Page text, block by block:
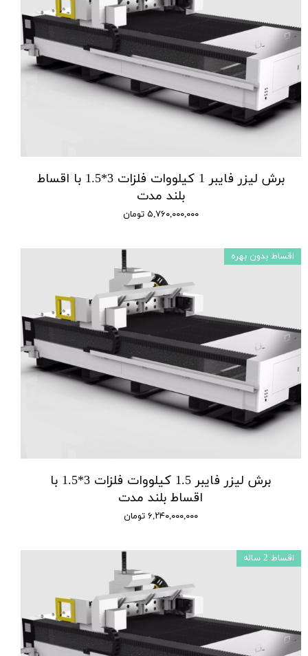
برش لیزر فایبر 1 کیلووات فلزات 3*1.5 با اقساط
بلند مدت
۵,۷۶۰,۰۰۰,۰۰۰ تومان
برش لیزر فایبر 1.5 کیلووات فلزات 3*1.5 با
اقساط بلند مدت
۶,۲۴۰,۰۰۰,۰۰۰ تومان
اقساط بدون بهره
اقساط 2 ساله